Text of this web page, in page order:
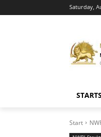
Saturday,
Start